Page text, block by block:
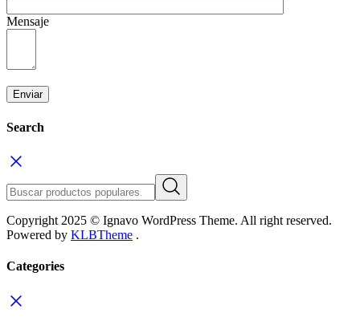
Mensaje
Search
Copyright 2025 © Ignavo WordPress Theme. All right reserved.
Powered by KLBTheme .
Categories